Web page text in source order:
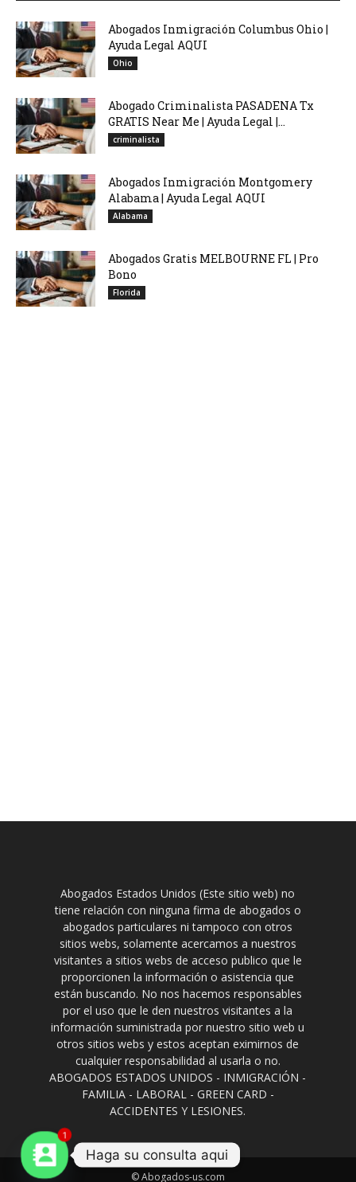
Abogados Inmigración Columbus Ohio |
Ayuda Legal AQUI
Ohio
Abogado Criminalista PASADENA Tx
GRATIS Near Me | Ayuda Legal |...
criminalista
Abogados Inmigración Montgomery
Alabama | Ayuda Legal AQUI
Alabama
Abogados Gratis MELBOURNE FL | Pro
Bono
Florida
Abogados Estados Unidos (Este sitio web) no
tiene relación con ninguna firma de abogados o
abogados particulares ni tampoco con otros
sitios webs, solamente acercamos a nuestros
visitantes a sitios webs de acceso publico que le
proporcionen la información o asistencia que
están buscando. No nos hacemos responsables
por el uso que le den nuestros visitantes a la
información suministrada por nuestro sitio web u
otros sitios webs y estos aceptan eximirnos de
cualquier responsabilidad al usarla o no.
ABOGADOS ESTADOS UNIDOS - INMIGRACIÓN -
FAMILIA - LABORAL - GREEN CARD -
ACCIDENTES Y LESIONES.
© Abogados-us.com
1
Haga su consulta aqui